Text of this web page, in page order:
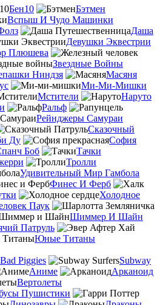
Бен10
Бэтмен
Вспыш И Чудо Машинки
Даша
Девушки Эквестрии
Плюшева
Звездные Войны
Ниндзя
Масяня
Ми-Ми-Мишки
Мстители
Наруто
Ральф
Рейнджеры Самураи
Сказочный
Ду
София
Боб
Тачки
Тролли
Удивительный Мир Гамбола
Финес И Ферб
Холодное
Паук
Шиммер И Шайн
Патруль
Юные Титаны
Bad Piggies
Subway
Аниме
Арканоид
Вертолеты
Пушистики